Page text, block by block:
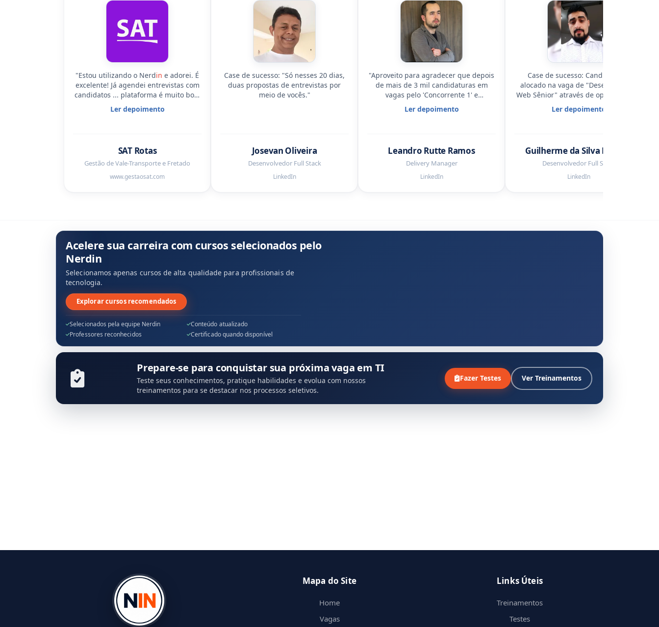
"Estou utilizando o Nerdin e adorei. É
excelente! Já agendei entrevistas com
candidatos ... plataforma é muito boa!
Vou usar sempre!"
Ler depoimento
SAT Rotas
Gestão de Vale-Transporte e Fretado
www.gestaosat.com
Case de sucesso: "Só nesses 20 dias,
duas propostas de entrevistas por
meio de vocês."
Josevan Oliveira
Desenvolvedor Full Stack
LinkedIn
"Aproveito para agradecer que depois
de mais de 3 mil candidaturas em
vagas pelo 'Concorrente 1' e
'Concorrente 2', a única plataforma
que deu resultado foi o Nerd
Ler depoimento
Leandro Rutte Ramos
Delivery Manager
LinkedIn
Case de sucesso: Candidato foi
alocado na vaga de "Desenvolvedor
Web Sênior" através de oportunidade
anunciada no Nerd
Ler depoimento
Guilherme da Silva Moraes
Desenvolvedor Full Stack
LinkedIn
Acelere sua carreira com cursos selecionados pelo
Nerdin
Selecionamos apenas cursos de alta qualidade para profissionais de
tecnologia.
Explorar cursos recomendados
Selecionados pela equipe Nerdin
Conteúdo atualizado
Professores reconhecidos
Certificado quando disponível
Prepare-se para conquistar sua próxima vaga em TI
Teste seus conhecimentos, pratique habilidades e evolua com nossos
treinamentos para se destacar nos processos seletivos.
Fazer Testes Ver Treinamentos
Mapa do Site
Home
Vagas
Links Úteis
Treinamentos
Testes